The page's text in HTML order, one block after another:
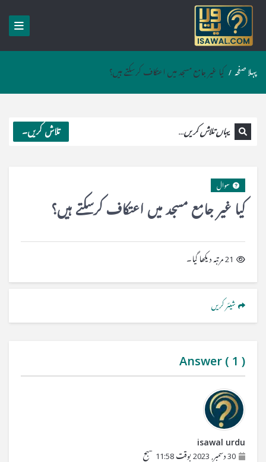
پہلا صفحہ / کیا غیر جامع مسجد میں اعتکاف کرسکتے ہیں؟
تلاش کریں۔
کیا غیر جامع مسجد میں اعتکاف کرسکتے ہیں؟
سوال
21 مرتبہ دیکھا گیا۔
شیئر کریں
Answer ( 1 )
isawal urdu
30 دسمبر, 2023 بوقت 11:58 صبح